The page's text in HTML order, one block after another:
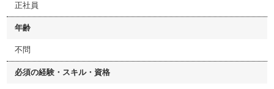
正社員
年齢
不問
必須の経験・スキル・資格